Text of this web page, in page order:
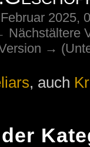
2025,
Nächstältere
→
, auch